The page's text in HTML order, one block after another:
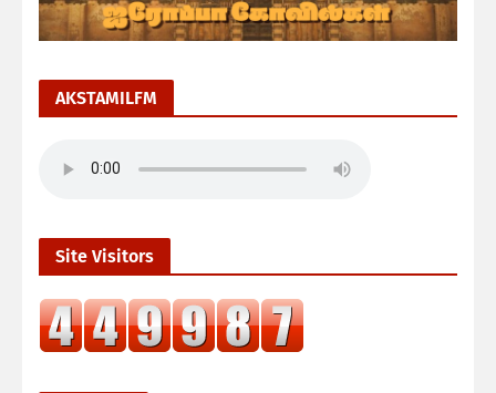
AKSTAMILFM
Site Visitors